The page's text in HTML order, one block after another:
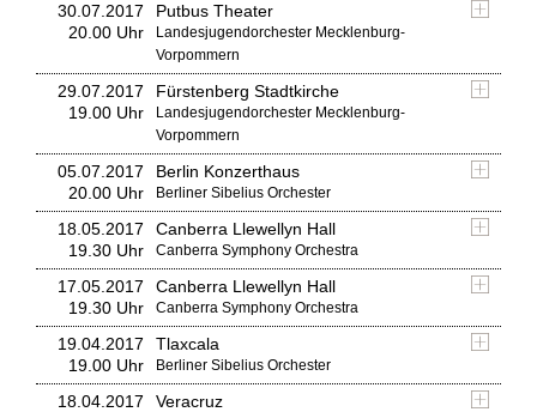
30.07.2017
20.00 Uhr
Putbus Theater
Landesjugendorchester Mecklenburg-
Vorpommern
29.07.2017
19.00 Uhr
Fürstenberg Stadtkirche
Landesjugendorchester Mecklenburg-
Vorpommern
05.07.2017
20.00 Uhr
Berlin Konzerthaus
Berliner Sibelius Orchester
18.05.2017
19.30 Uhr
Canberra Llewellyn Hall
Canberra Symphony Orchestra
17.05.2017
19.30 Uhr
Canberra Llewellyn Hall
Canberra Symphony Orchestra
19.04.2017
19.00 Uhr
Tlaxcala
Berliner Sibelius Orchester
18.04.2017
Veracruz